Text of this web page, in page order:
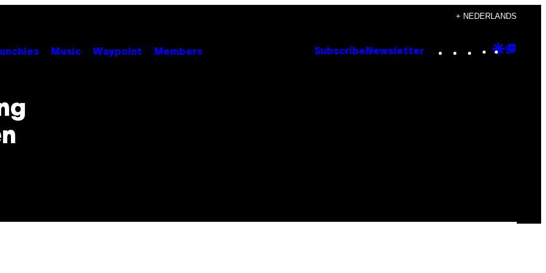
+ NEDERLANDS
Music Waypoint Members Subscribe Newsletter Instagram
TikTok
YouTube
Google